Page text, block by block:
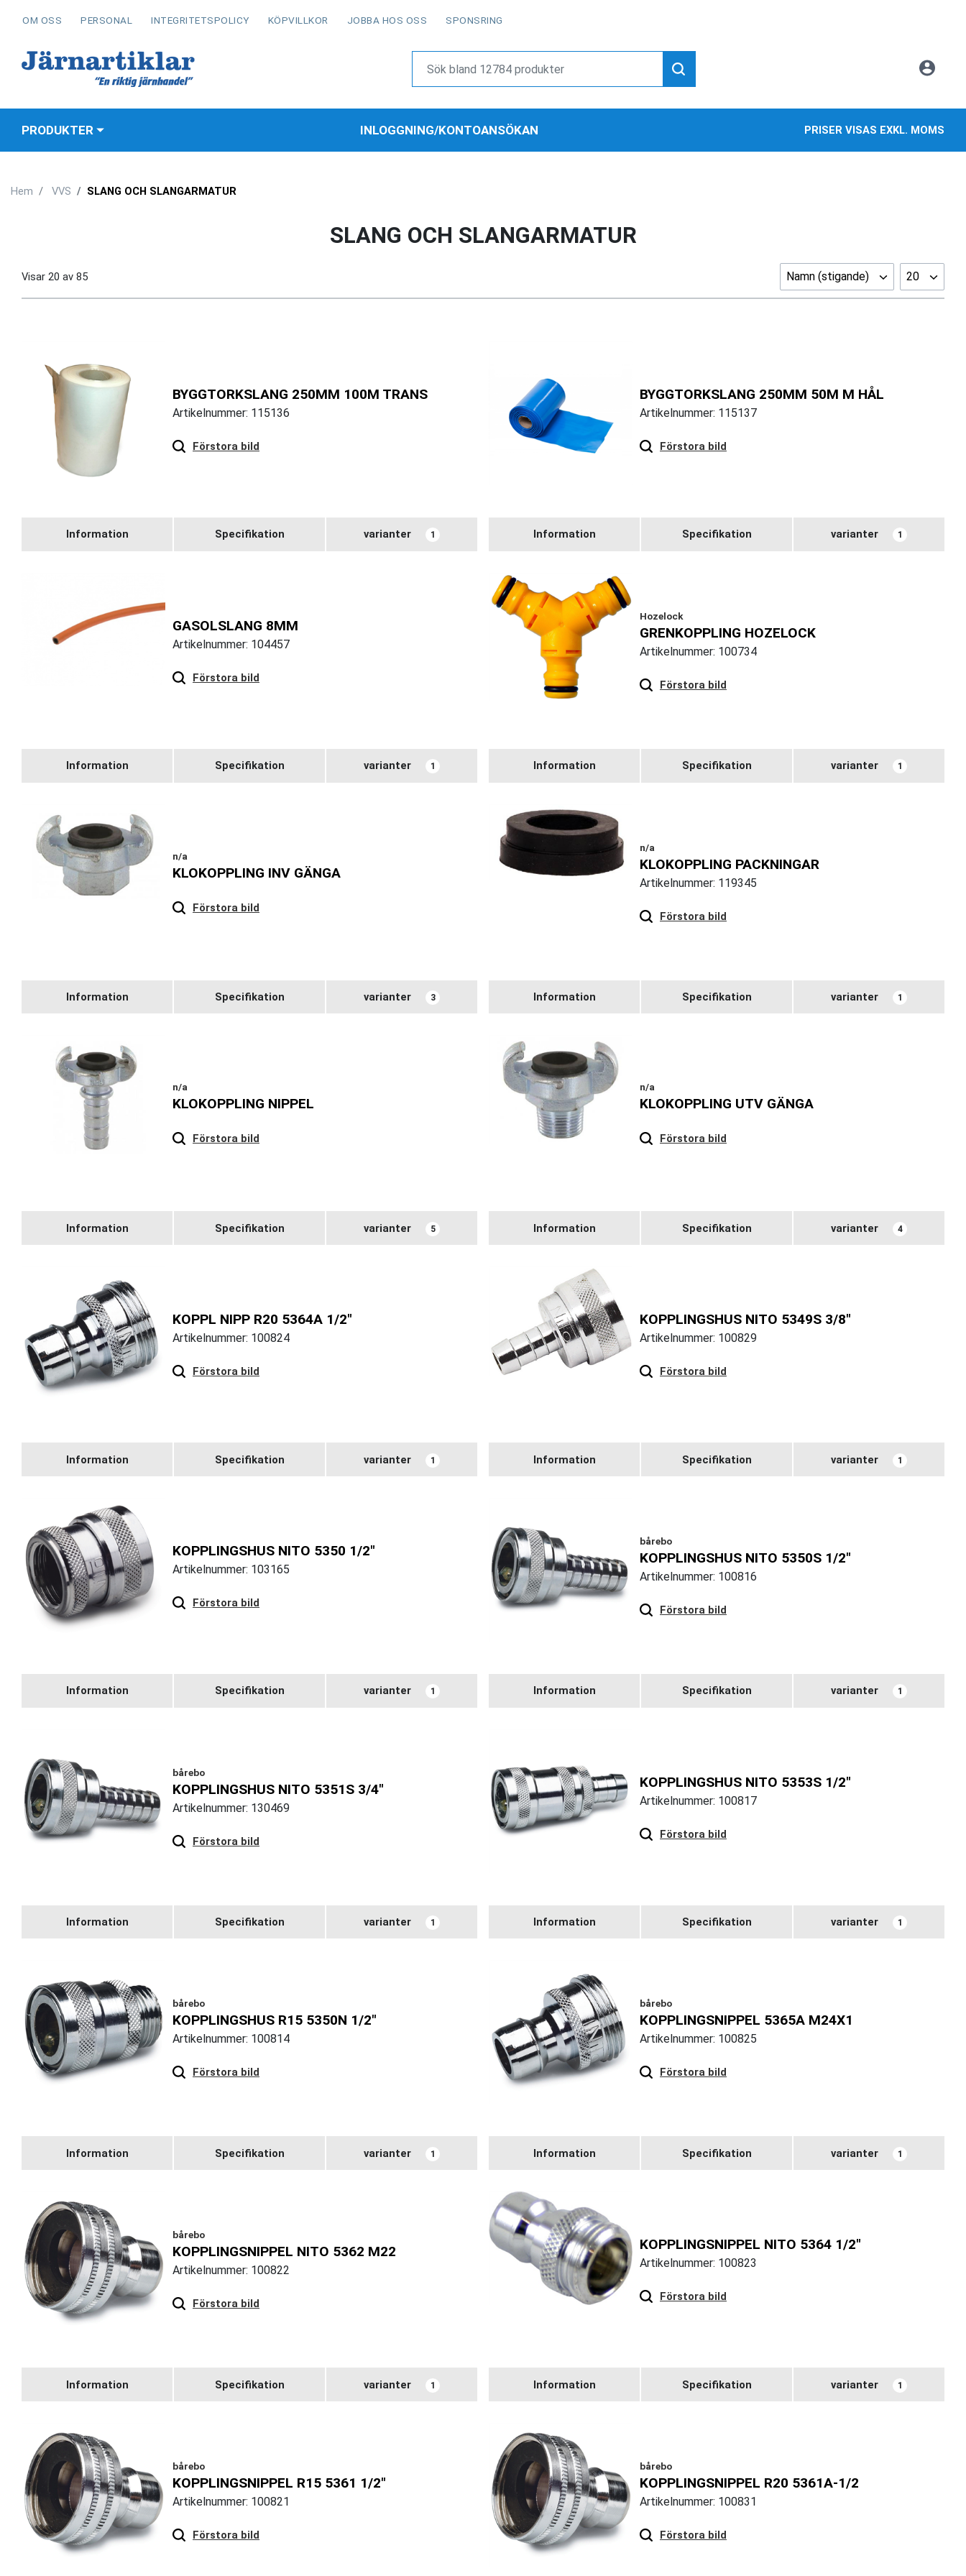
OM OSS PERSONAL INTEGRITETSPOLICY KÖPVILLKOR JOBBA HOS OSS SPONSRING
PRODUKTER INLOGGNING/KONTOANSÖKAN PRISER VISAS EXKL. MOMS
Hem VVS SLANG OCH SLANGARMATUR
SLANG OCH SLANGARMATUR
Visar 20 av 85 Namn (stigande) 20
BYGGTORKSLANG 250MM 100M TRANS
Artikelnummer: 115136
Förstora bild
Information Specifikation varianter 1
BYGGTORKSLANG 250MM 50M M HÅL
Artikelnummer: 115137
Förstora bild
Information Specifikation varianter 1
GASOLSLANG 8MM
Artikelnummer: 104457
Förstora bild
Information Specifikation varianter 1
Hozelock
GRENKOPPLING HOZELOCK
Artikelnummer: 100734
Förstora bild
Information Specifikation varianter 1
n/a
KLOKOPPLING INV GÄNGA
Förstora bild
Information Specifikation varianter 3
n/a
KLOKOPPLING PACKNINGAR
Artikelnummer: 119345
Förstora bild
Information Specifikation varianter 1
n/a
KLOKOPPLING NIPPEL
Förstora bild
Information Specifikation varianter 5
n/a
KLOKOPPLING UTV GÄNGA
Förstora bild
Information Specifikation varianter 4
KOPPL NIPP R20 5364A 1/2"
Artikelnummer: 100824
Förstora bild
Information Specifikation varianter 1
KOPPLINGSHUS NITO 5349S 3/8"
Artikelnummer: 100829
Förstora bild
Information Specifikation varianter 1
KOPPLINGSHUS NITO 5350 1/2"
Artikelnummer: 103165
Förstora bild
Information Specifikation varianter 1
bårebo
KOPPLINGSHUS NITO 5350S 1/2"
Artikelnummer: 100816
Förstora bild
Information Specifikation varianter 1
bårebo
KOPPLINGSHUS NITO 5351S 3/4"
Artikelnummer: 130469
Förstora bild
Information Specifikation varianter 1
KOPPLINGSHUS NITO 5353S 1/2"
Artikelnummer: 100817
Förstora bild
Information Specifikation varianter 1
bårebo
KOPPLINGSHUS R15 5350N 1/2"
Artikelnummer: 100814
Förstora bild
Information Specifikation varianter 1
bårebo
KOPPLINGSNIPPEL 5365A M24X1
Artikelnummer: 100825
Förstora bild
Information Specifikation varianter 1
bårebo
KOPPLINGSNIPPEL NITO 5362 M22
Artikelnummer: 100822
Förstora bild
Information Specifikation varianter 1
KOPPLINGSNIPPEL NITO 5364 1/2"
Artikelnummer: 100823
Förstora bild
Information Specifikation varianter 1
bårebo
KOPPLINGSNIPPEL R15 5361 1/2"
Artikelnummer: 100821
Förstora bild
bårebo
KOPPLINGSNIPPEL R20 5361A-1/2
Artikelnummer: 100831
Förstora bild